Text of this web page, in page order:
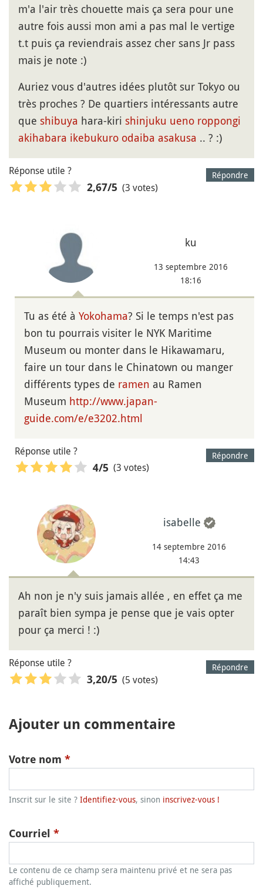
m'a l'air très chouette mais ça sera pour une
autre fois aussi mon ami a pas mal le vertige
t.t puis ça reviendrais assez cher sans Jr pass
mais je note :)
Auriez vous d'autres idées plutôt sur Tokyo ou
très proches ? De quartiers intéressants autre
que shibuya hara-kiri shinjuku ueno roppongi
akihabara ikebukuro odaiba asakusa .. ? :)
Répondre
Réponse utile ?
2,67/5 (3 votes)
ku
13 septembre 2016
18:16
Tu as été à Yokohama? Si le temps n'est pas
bon tu pourrais visiter le NYK Maritime
Museum ou monter dans le Hikawamaru,
faire un tour dans le Chinatown ou manger
différents types de ramen au Ramen
Museum http://www.japan-
guide.com/e/e3202.html
Répondre
Réponse utile ?
4/5 (3 votes)
isabelle
14 septembre 2016
14:43
Ah non je n'y suis jamais allée , en effet ça me
paraît bien sympa je pense que je vais opter
pour ça merci ! :)
Répondre
Réponse utile ?
3,20/5 (5 votes)
Ajouter un commentaire
Votre nom *
Inscrit sur le site ? Identifiez-vous, sinon inscrivez-vous !
Courriel *
Le contenu de ce champ sera maintenu privé et ne sera pas
affiché publiquement.